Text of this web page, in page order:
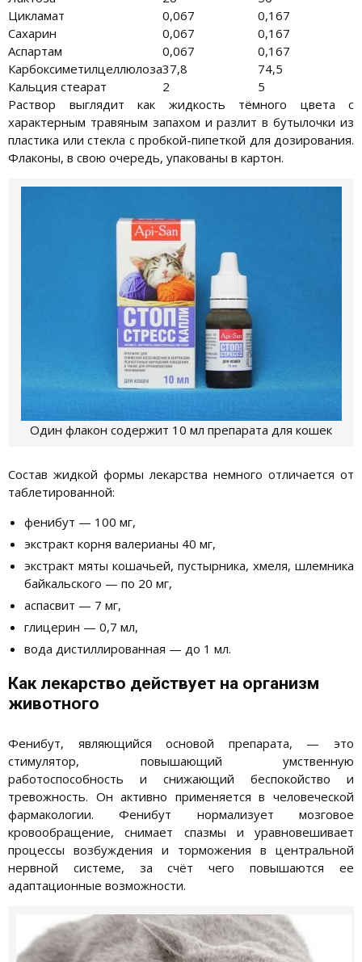
Цикламат
0,067
0,167
Сахарин
0,067
0,167
Аспартам
0,067
0,167
Карбоксиметилцеллюлоза37,8
74,5
Кальция стеарат
2
5
Раствор выглядит как жидкость тёмного цвета с
характерным травяным запахом и разлит в бутылочки из
пластика или стекла с пробкой-пипеткой для дозирования.
Флаконы, в свою очередь, упакованы в картон.
Один флакон содержит 10 мл препарата для кошек
Состав жидкой формы лекарства немного отличается от
таблетированной:
фенибут — 100 мг,
экстракт корня валерианы 40 мг,
экстракт мяты кошачьей, пустырника, хмеля, шлемника
байкальского — по 20 мг,
аспасвит — 7 мг,
глицерин — 0,7 мл,
вода дистиллированная — до 1 мл.
Как лекарство действует на организм
животного
Фенибут, являющийся основой препарата, — это
стимулятор, повышающий умственную
работоспособность и снижающий беспокойство и
тревожность. Он активно применяется в человеческой
фармакологии. Фенибут нормализует мозговое
кровообращение, снимает спазмы и уравновешивает
процессы возбуждения и торможения в центральной
нервной системе, за счёт чего повышаются ее
адаптационные возможности.